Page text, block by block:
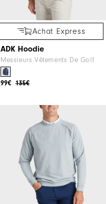
Achat Express
ADK Hoodie
Messieurs Vêtements De Golf
135€
99€